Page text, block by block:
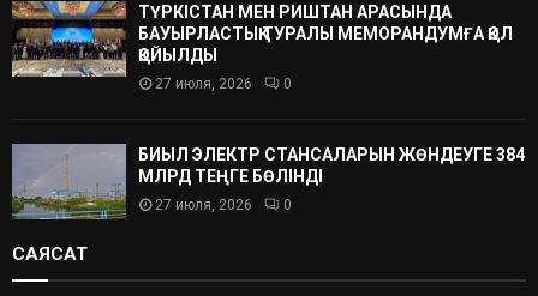
ТҮРКІСТАН МЕН РИШТАН АРАСЫНДА
БАУЫРЛАСТЫҚ ТУРАЛЫ МЕМОРАНДУМҒА ҚОЛ
ҚОЙЫЛДЫ
27 июля, 2026 0
БИЫЛ ЭЛЕКТР СТАНСАЛАРЫН ЖӨНДЕУГЕ 384
МЛРД ТЕҢГЕ БӨЛІНДІ
27 июля, 2026 0
САЯСАТ